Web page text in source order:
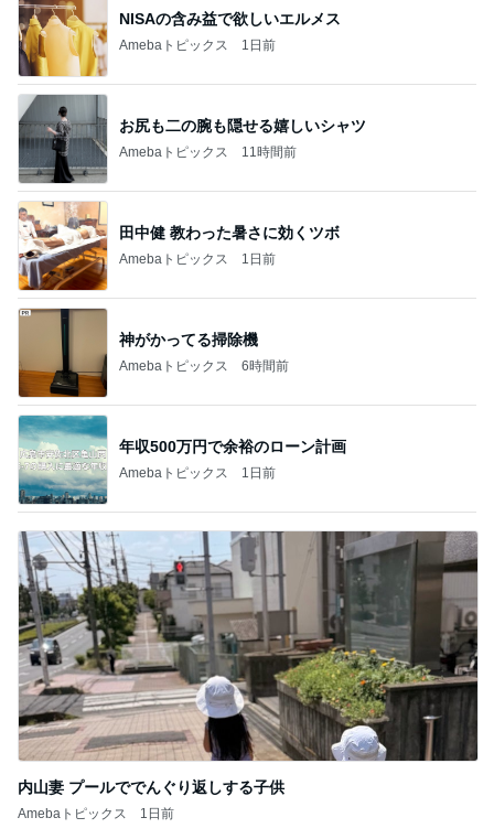
NISAの含み益で欲しいエルメス
Amebaトピックス 1日前
お尻も二の腕も隠せる嬉しいシャツ
Amebaトピックス 11時間前
田中健 教わった暑さに効くツボ
Amebaトピックス 1日前
神がかってる掃除機
Amebaトピックス 6時間前
年収500万円で余裕のローン計画
Amebaトピックス 1日前
内山妻 プールででんぐり返しする子供
Amebaトピックス 1日前